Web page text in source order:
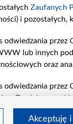
Zaufanych
i
odwiedzania przez
lub innych
oraz
odwiedzania przez
o Twoich
dla realizacji
profilu
Akceptuję